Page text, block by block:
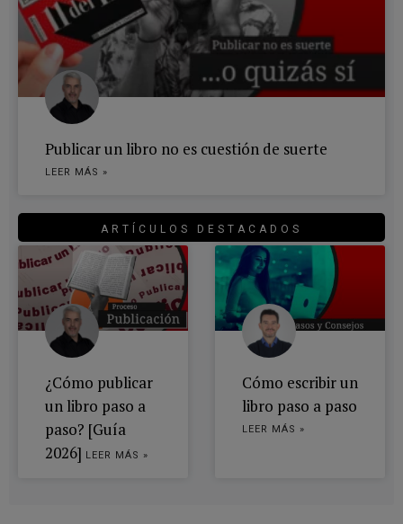
Publicar un libro no es cuestión de suerte
LEER MÁS »
ARTÍCULOS DESTACADOS
¿Cómo publicar
un libro paso a
paso? [Guía
2026] LEER MÁS »
Cómo escribir un
libro paso a paso
LEER MÁS »